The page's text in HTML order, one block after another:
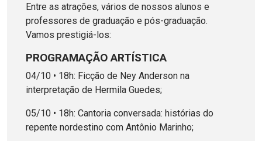
Entre as atrações, vários de nossos alunos e
professores de graduação e pós-graduação.
Vamos prestigiá-los:
PROGRAMAÇÃO ARTÍSTICA
04/10 • 18h: Ficção de Ney Anderson na
interpretação de Hermila Guedes;
05/10 • 18h: Cantoria conversada: histórias do
repente nordestino com Antônio Marinho;